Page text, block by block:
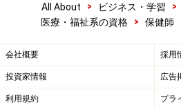
All About > ビジネス・学習 >
医療・福祉系の資格
> 保健師
会社概要 採用
投資家情報 広告
利用規約 プラ